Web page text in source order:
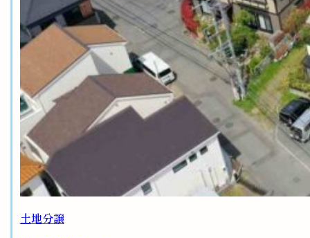
土地分譲